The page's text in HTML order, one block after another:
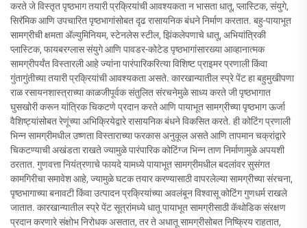
करते जे विस्तृत पृष्ठभाग तयारी प्रक्रियांची आवश्यकता न भासता धातू, प्लास्टिक, संयुगे,
सिरॅमिक आणि उपचारित पृष्ठभागांसोबत दृढ रासायनिक बंधने निर्माण करतात. बहु-पायाभूत
सामग्रीची क्षमता अ‍ॅल्युमिनियम, स्टेनलेस स्टील, झिंकलेपणाचे धातू, अभियांत्रिकी
प्लास्टिक, फायबरग्लास संयुगे आणि पावडर-कोटेड पृष्ठभागांसारख्या आव्हानात्मक
सामग्रीपर्यंत विस्तारली आहे ज्यांना पारंपारिकरित्या विशिष्ट प्राइमर प्रणाली किंवा
गुंतागुंतीच्या तयारी प्रक्रियांची आवश्यकता असते. कारखान्यातील स्प्रे पेंट हा बहुमुखीपणा
राळ रसायनशास्त्राच्या काळजीपूर्वक संतुलित संरचनेमुळे साध्य करते जी पृष्ठभागात
घुसखोरी करून यांत्रिक चिकटणे प्रदान करते आणि पायाभूत सामग्रीच्या पृष्ठभाग ऊर्जा
वैशिष्ट्यांसोबत रेणूंच्या अभिक्रियेद्वारे रासायनिक बंधने विकसित करते. ही कोटिंग प्रणाली
भिन्न सामग्रीमधील उष्णता विस्ताराच्या फरकास अनुकूल असते आणि तापमान चक्रांद्वारे
चिकटण्याची अखंडता राखते ज्यामुळे पारंपारिक कोटिंग्ज भिन्न ताण निर्माणामुळे अपयशी
ठरतात. गुणवत्ता नियंत्रणाचे फायदे यामध्ये पायाभूत सामग्रीमधील बदलांवर सुसंगत
कामगिरीचा समावेश आहे, ज्यामुळे घटक तयार करण्यासाठी वापरलेल्या सामग्रीच्या संरचना,
पृष्ठभागाच्या बनावटी किंवा उत्पादन प्रक्रियांच्या अवलंबून विश्वासू कोटिंग गुणधर्म राखले
जातात. कारखान्यातील स्प्रे पेंट सूत्रांमध्ये धातू पायाभूत सामग्रीसाठी कॅथोडिक संरक्षण
प्रदान करणारे संक्षोभ निरोधक असतात, तर ते अधातू सामग्रीसोबत निष्क्रिय राहतात,